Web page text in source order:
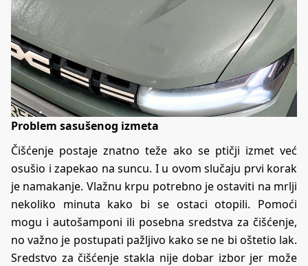
Problem sasušenog izmeta
Čišćenje postaje znatno teže ako se ptičji izmet već
osušio i zapekao na suncu. I u ovom slučaju prvi korak
je namakanje. Vlažnu krpu potrebno je ostaviti na mrlji
nekoliko minuta kako bi se ostaci otopili. Pomoći
mogu i autošamponi ili posebna sredstva za čišćenje,
no važno je postupati pažljivo kako se ne bi oštetio lak.
Sredstvo za čišćenje stakla nije dobar izbor jer može